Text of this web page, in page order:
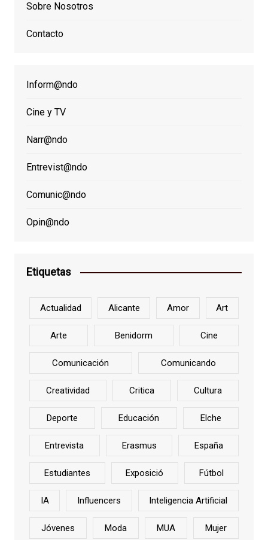
Sobre Nosotros
Contacto
Inform@ndo
Cine y TV
Narr@ndo
Entrevist@ndo
Comunic@ndo
Opin@ndo
Etiquetas
Actualidad Alicante Amor Art
Arte Benidorm Cine
Comunicación Comunicando
Creatividad Critica Cultura
Deporte Educación Elche
Entrevista Erasmus España
Estudiantes Exposició Fútbol
IA Influencers Inteligencia Artificial
Jóvenes Moda MUA Mujer